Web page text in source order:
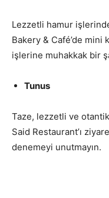
Lezzetli hamur
Bakery & Café’de
işlerine muhakkak bir
Tunus
Taze, lezzetli ve
Said Restaurant’ı
denemeyi unutmayın.